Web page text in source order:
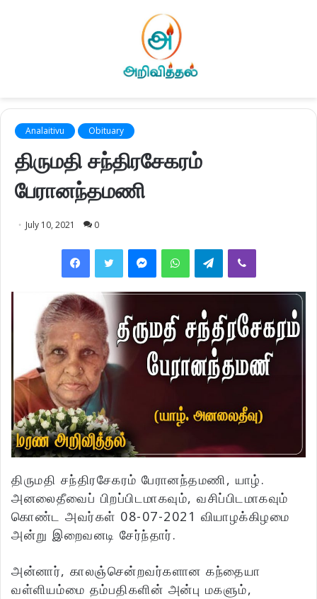
Analaitivu Obituary
திருமதி சந்திரசேகரம்
பேரானந்தமணி
July 10, 2021 0
FacebookTwitter MessengerWhatsAppTelegramViber
திருமதி சந்திரசேகரம் பேரானந்தமணி, யாழ்.
அனலைதீவைப் பிறப்பிடமாகவும், வசிப்பிடமாகவும்
கொண்ட அவர்கள் 08-07-2021 வியாழக்கிழமை
அன்று இறைவனடி சேர்ந்தார்.
அன்னார், காலஞ்சென்றவர்களான கந்தையா
வள்ளியம்மை தம்பதிகளின் அன்பு மகளும்,